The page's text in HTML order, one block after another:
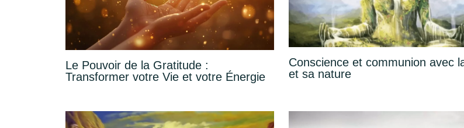
Le Pouvoir de la Gratitude :
Transformer votre Vie et votre Énergie
Conscience et communion avec
et sa nature